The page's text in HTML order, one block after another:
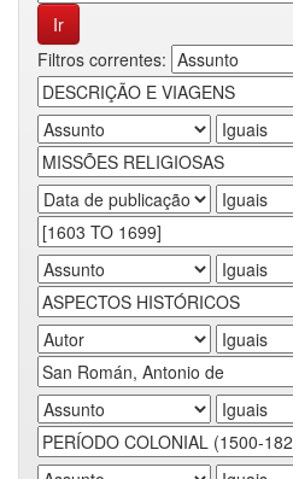
Filtros correntes: